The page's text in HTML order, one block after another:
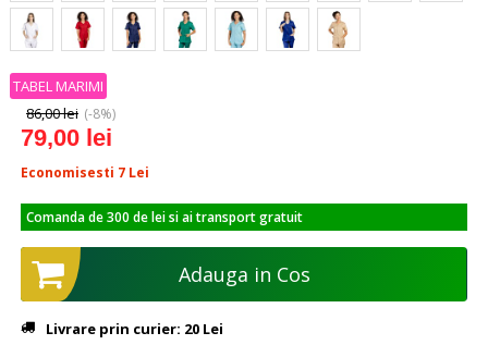
TABEL MARIMI
86,00 lei (-8%)
79,00 lei
Economisesti 7 Lei
Comanda de 300 de lei si ai transport gratuit
Adauga in Cos
Livrare prin curier: 20 Lei